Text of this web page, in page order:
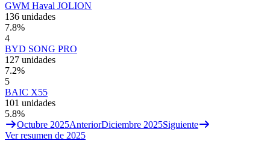
GWM Haval JOLION
136 unidades
7.8%
4
BYD SONG PRO
127 unidades
7.2%
5
BAIC X55
101 unidades
5.8%
Octubre 2025AnteriorDiciembre 2025Siguiente
Ver resumen de 2025